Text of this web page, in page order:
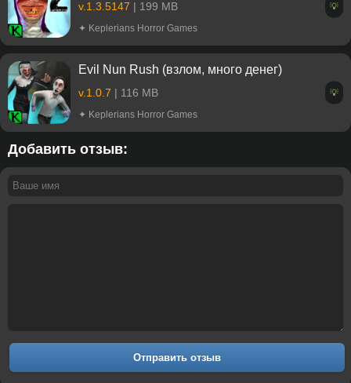
v.1.3.5147 | 199 MB
✦ Keplerians Horror Games
💡
Evil Nun Rush (взлом, много денег)
v.1.0.7 | 116 MB
✦ Keplerians Horror Games
💡
Добавить отзыв:
Отправить отзыв